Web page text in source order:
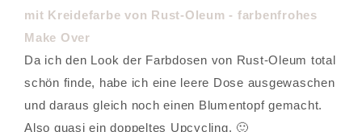
Da ich den Look der Farbdosen von Rust-Oleum total
schön finde, habe ich eine leere Dose ausgewaschen
und daraus gleich noch einen Blumentopf gemacht.
Also quasi ein doppeltes Upcycling. 🙂